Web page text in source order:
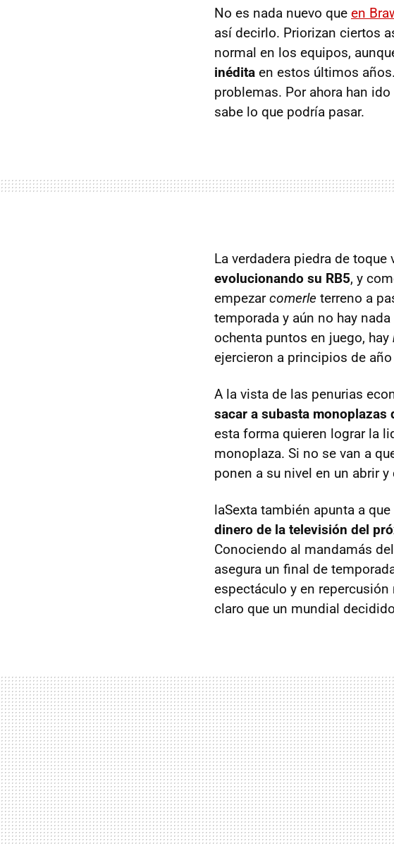
No es nada nuevo que en
así decirlo. Priorizan ciertos
normal en los equipos,
inédita en estos últimos
problemas. Por ahora han ido
sabe lo que podría pasar.
La verdadera piedra de
evolucionando su RB5, y
empezarcomerle terreno a
temporada y aún no hay
ochenta puntos en juego, hay
ejercieron a principios de
A la vista de las penurias
sacar a subasta monoplazas
esta forma quieren lograr la
monoplaza. Si no se van a
ponen a su nivel en un abrir y
laSexta también apunta a
dinero de la televisión del
Conociendo al mandamás del
asegura un final de
espectáculo y en
claro que un mundial decidido